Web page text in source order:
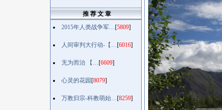
推 荐 文 章
2015年人类战争军…[5809]
人间审判大行动-【…[6016]
无为而治 【…[6609]
心灵的花园 [8079]
万教归宗-科教萌始…[8259]